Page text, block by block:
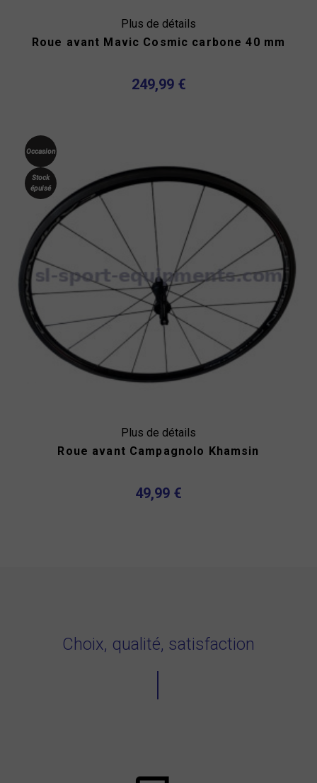
Plus de détails
Roue avant Mavic Cosmic carbone 40 mm
249,99 €
Plus de détails
Occasion
Stock
épuisé
Roue avant Campagnolo Khamsin
49,99 €
Choix, qualité, satisfaction